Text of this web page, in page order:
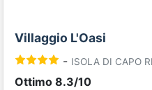
Villaggio L'Oasi
- ISOLA DI CAPO
Ottimo 8.3/10